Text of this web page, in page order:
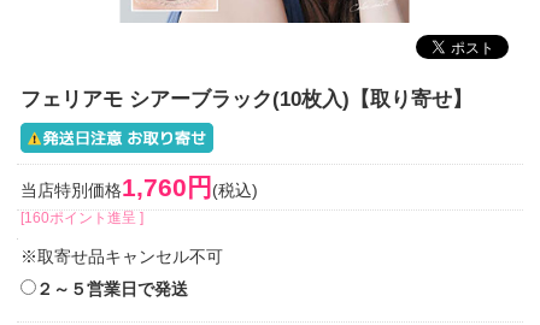
フェリアモ シアーブラック(10枚入)【取り寄せ】
当店特別価格1,760円 (税込)
[160ポイント進呈 ]
※取寄せ品キャンセル不可
２～５営業日で発送